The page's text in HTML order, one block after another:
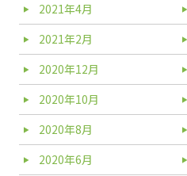
2021年4月
2021年2月
2020年12月
2020年10月
2020年8月
2020年6月